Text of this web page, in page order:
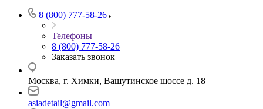
8 (800) 777-58-26
Телефоны
8 (800) 777-58-26
Заказать звонок
Москва, г. Химки, Вашутинское шоссе д. 18
asiadetail@gmail.com